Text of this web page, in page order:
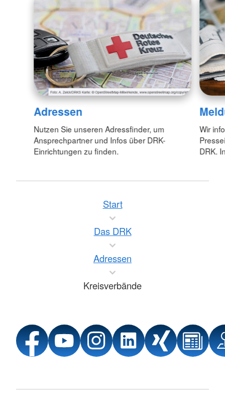
Adressen
Nutzen Sie unseren Adressfinder, um
Ansprechpartner und Infos über DRK-
Einrichtungen zu finden.
Wir
DRK.
Start
Das DRK
Adressen
Kreisverbände